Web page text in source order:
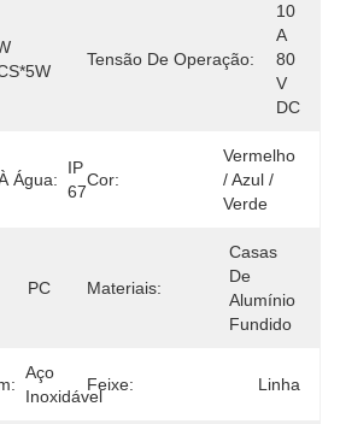
Tensão De Operação:
10
A
80
V
DC
Água:
IP
67
Cor:
Vermelho
/ Azul /
Verde
PC Materiais:
Casas
De
Alumínio
Fundido
Aço
Inoxidável
Feixe: Linha